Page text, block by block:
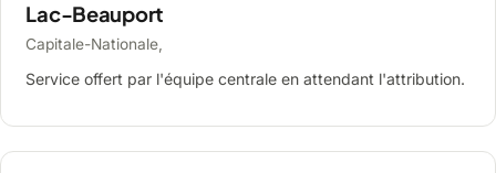
Lac-Beauport
Capitale-Nationale,
Service offert par l'équipe centrale en attendant l'attribution.